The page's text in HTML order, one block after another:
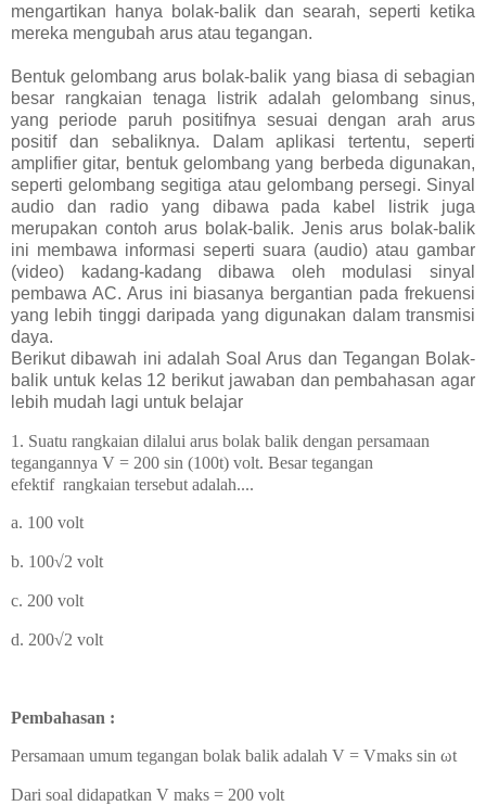
mengartikan hanya bolak-balik dan searah, seperti ketika
mereka mengubah arus atau tegangan.
Bentuk gelombang arus bolak-balik yang biasa di sebagian
besar rangkaian tenaga listrik adalah gelombang sinus,
yang periode paruh positifnya sesuai dengan arah arus
positif dan sebaliknya. Dalam aplikasi tertentu, seperti
amplifier gitar, bentuk gelombang yang berbeda digunakan,
seperti gelombang segitiga atau gelombang persegi. Sinyal
audio dan radio yang dibawa pada kabel listrik juga
merupakan contoh arus bolak-balik. Jenis arus bolak-balik
ini membawa informasi seperti suara (audio) atau gambar
(video) kadang-kadang dibawa oleh modulasi sinyal
pembawa AC. Arus ini biasanya bergantian pada frekuensi
yang lebih tinggi daripada yang digunakan dalam transmisi
daya.
Berikut dibawah ini adalah Soal Arus dan Tegangan Bolak-
balik untuk kelas 12 berikut jawaban dan pembahasan agar
lebih mudah lagi untuk belajar
1. Suatu rangkaian dilalui arus bolak balik dengan persamaan
tegangannya V = 200 sin (100t) volt. Besar tegangan
efektif rangkaian tersebut adalah....
a. 100 volt
b. 100√2 volt
c. 200 volt
d. 200√2 volt
Pembahasan :
Persamaan umum tegangan bolak balik adalah V = Vmaks sin ωt
Dari soal didapatkan V maks = 200 volt